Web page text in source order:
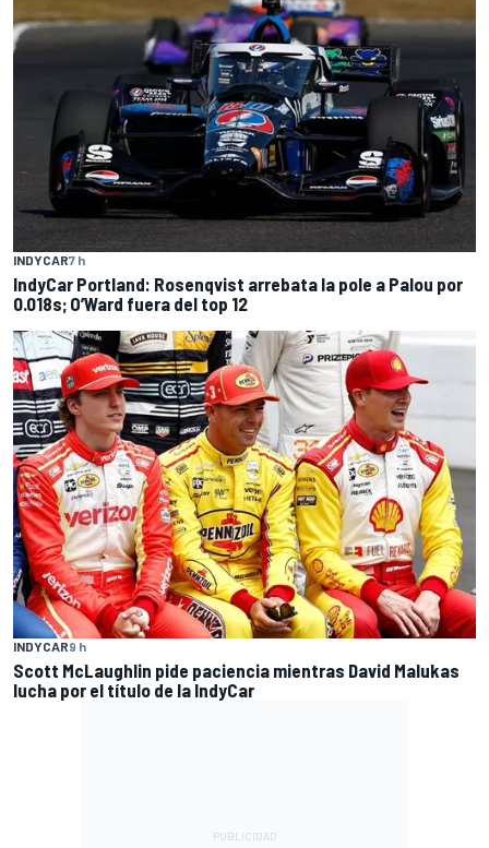
INDYCAR7 h
IndyCar Portland: Rosenqvist arrebata la pole a Palou por
0.018s; O’Ward fuera del top 12
INDYCAR9 h
Scott McLaughlin pide paciencia mientras David Malukas
lucha por el título de la IndyCar